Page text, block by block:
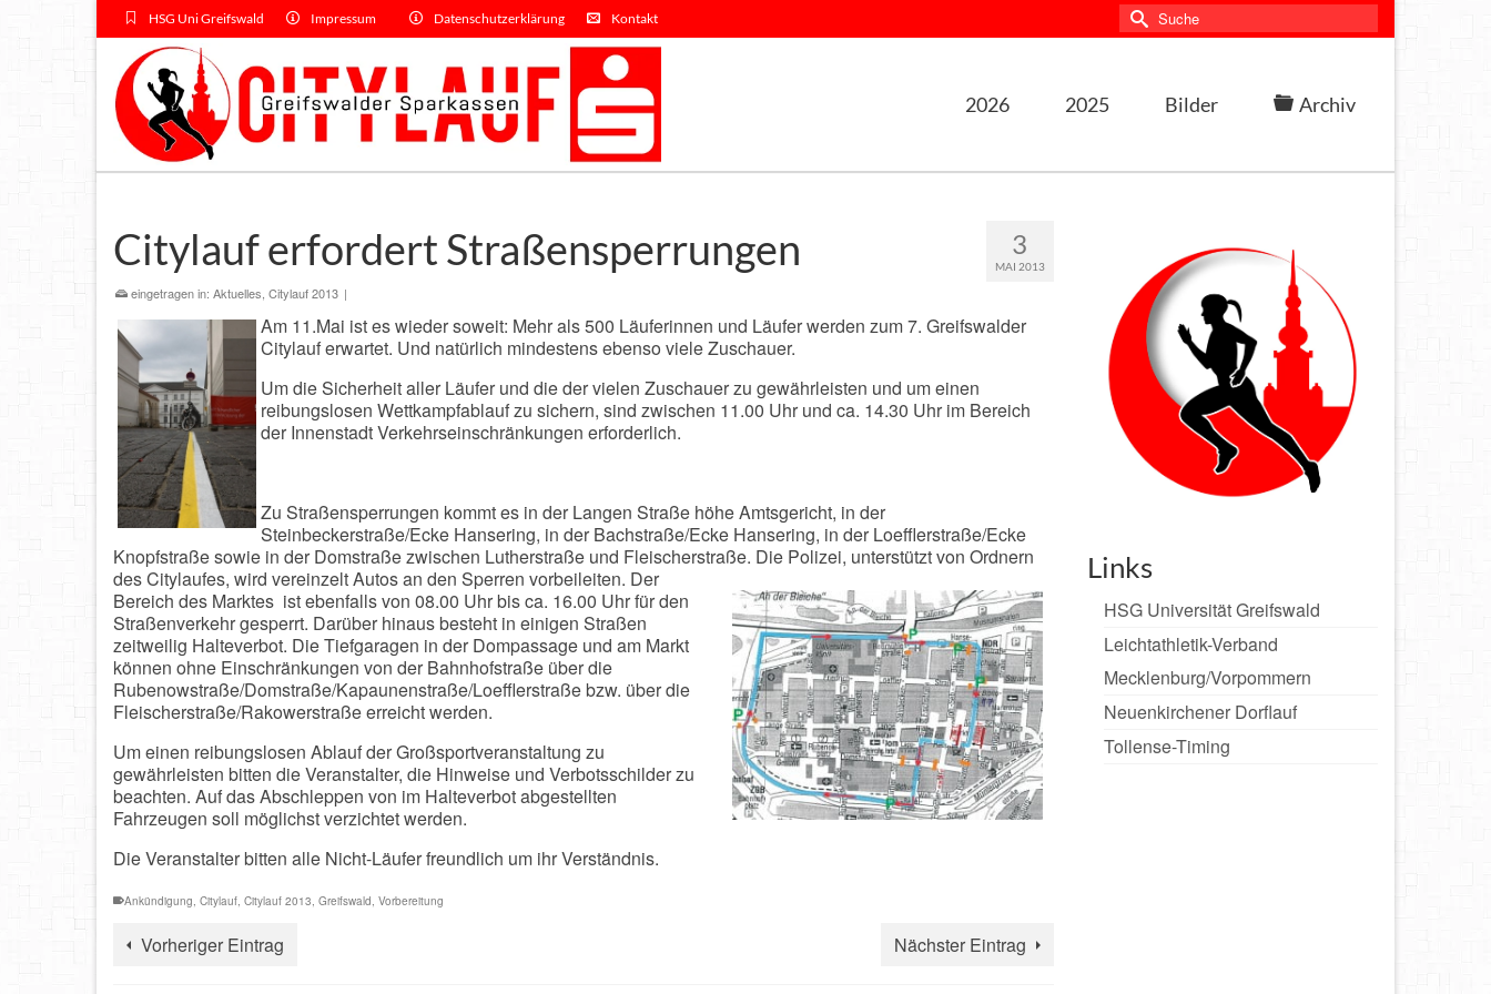
HSG Uni Greifswald Impressum Datenschutzerklärung Kontakt
Suche
nach:
2026 2025 Bilder Archiv
3
MAI 2013
Citylauf erfordert Straßensperrungen
eingetragen in: Aktuelles Citylauf 2013 |
Am 11.Mai ist es wieder soweit: Mehr als 500 Läuferinnen und Läufer werden zum 7. Greifswalder
Citylauf erwartet. Und natürlich mindestens ebenso viele Zuschauer.
Um die Sicherheit aller Läufer und die der vielen Zuschauer zu gewährleisten und um einen
reibungslosen Wettkampfablauf zu sichern, sind zwischen 11.00 Uhr und ca. 14.30 Uhr im Bereich
der Innenstadt Verkehrseinschränkungen erforderlich.
Zu Straßensperrungen kommt es in der Langen Straße höhe Amtsgericht, in der
Steinbeckerstraße/Ecke Hansering, in der Bachstraße/Ecke Hansering, in der Loefflerstraße/Ecke
Knopfstraße sowie in der Domstraße zwischen Lutherstraße und Fleischerstraße. Die Polizei, unterstützt von Ordnern
des Citylaufes, wird vereinzeltAutos an den Sperren vorbeileiten. Der
Bereich des Marktes ist ebenfalls von 08.00 Uhr bis ca. 16.00 Uhr für den
Straßenverkehr gesperrt. Darüber hinaus besteht in einigen Straßen
zeitweilig Halteverbot. Die Tiefgaragen in der Dompassage und am Markt
können ohne Einschränkungen von der Bahnhofstraße über die
Rubenowstraße/Domstraße/Kapaunenstraße/Loefflerstraße bzw. über die
Fleischerstraße/Rakowerstraße erreicht werden.
Um einen reibungslosen Ablauf der Großsportveranstaltung zu
gewährleisten bitten die Veranstalter, die Hinweise und Verbotsschilder zu
beachten. Auf das Abschleppen von im Halteverbot abgestellten
Fahrzeugen soll möglichst verzichtet werden.
Die Veranstalter bitten alle Nicht-Läufer freundlich um ihr Verständnis.
Ankündigung, Citylauf, Citylauf 2013, Greifswald, Vorbereitung
Vorheriger Eintrag Nächster Eintrag
Links
HSG Universität Greifswald
Leichtathletik-Verband
Mecklenburg/Vorpommern
Neuenkirchener Dorflauf
Tollense-Timing